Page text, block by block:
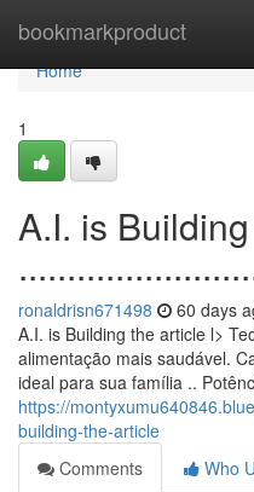
bookmarkproduct
Home
Home
1
A.I. is
ronaldrisn671498 60 days
A.I. is Building the article l>
alimentação mais saudável.
ideal para sua família ..
https://
building-the-article
Comments
Who